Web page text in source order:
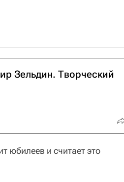
Зельдин. Творческий
юбилеев и считает это